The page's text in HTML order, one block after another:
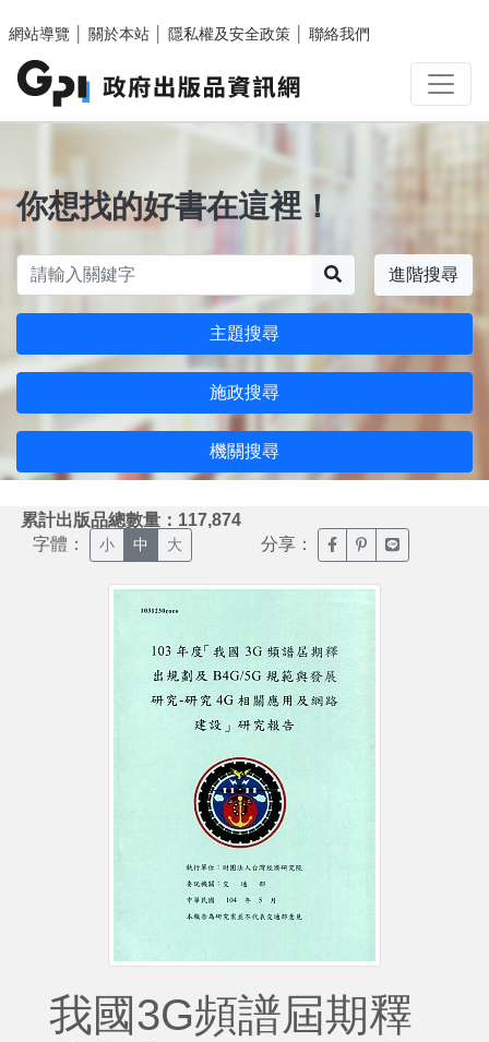
網站導覽
關於本站 隱私權及安全政策 聯絡我們
你想找的好書在這裡！
進階搜尋
主題搜尋
施政搜尋
機關搜尋
累計出版品總數量：117,874
字體： 小 中 大 分享： 臉書分享(另開新視窗)
噗浪分享(另開新
Line分享(另
我國3G頻譜屆期釋